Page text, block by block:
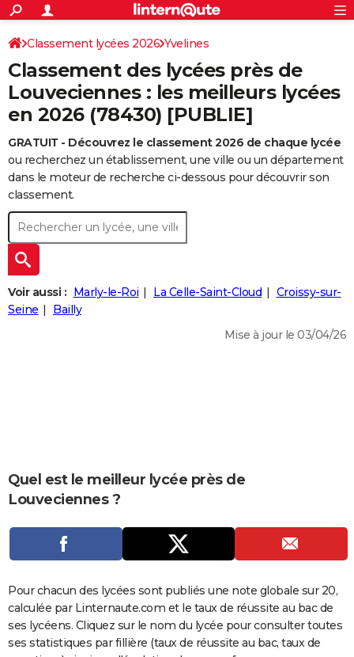
ACTUALITÉS
Politique
Société
Faits Divers
Education
Monde
Villes
+
SPORT
Coupe du monde 2026
Football
Tennis
Cyclisme
Rugby
Forum
Programme TV
TNT
Streaming
Cinéma
Sorties cinéma
Musique
+
FINANCE
Retraite
Impôts
Epargne
Immobilier
Risques naturels par ville
Banque
Assurance
Crédit
AUTO
Essais
Réserver un essai
Citadines
Berlines
SUV
Forum auto
+
HIGH-TECH
BRICOLAGE
Forum
Aménagement intérieur
Extérieur
Cuisine
Salle de bains
Jardinage
Rangement
+WEEK-END
Guides de France
Escapades
Patrimoine
Expositions
Musées
Week-end nature
+
LIFESTYLE
Art de vivre
Bien-être
Loisirs
Mode
Modes de vie
+SANTE
Carte de Noël
Carte Bonne année
Carte Saint-Valentin
Carte Pâques
Carte d'anniversaire
DICTIONNAIRE
Dictionnaire
Biographies
Citations
Expressions
Proverbes
PROGRAMME TV
S'inscrire
Se connecter
Lycées
Collèges
Primaires
Universités
Entreprises
Service militaire
Avis de recherche
AVIS DE DÉCÈS
FORUM
S'inscrire
Connexion
Classement lycées 2026 Yvelines
Classement des lycées près de
Louveciennes : les meilleurs lycées
en 2026 (78430) [PUBLIE]
GRATUIT - Découvrez le classement 2026 de chaque lycée
ou recherchez un établissement, une ville ou un département
dans le moteur de recherche ci-dessous pour découvrir son
classement.
Voir aussi : Marly-le-Roi La Celle-Saint-Cloud
Croissy-sur-
Seine
Bailly
Mise à jour le 03/04/26
Quel est le meilleur lycée près de
Louveciennes ?
Pour chacun des lycées sont publiés une note globale sur 20,
calculée par Linternaute.com et le taux de réussite au bac de
ses lycéens. Cliquez sur le nom du lycée pour consulter toutes
ses statistiques par fillière (taux de réussite au bac, taux de